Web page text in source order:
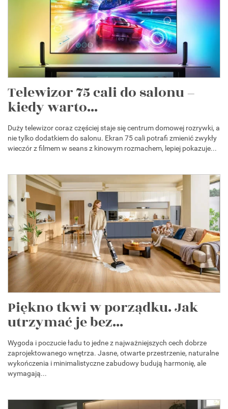
Telewizor 75 cali do salonu –
kiedy warto...
Duży telewizor coraz częściej staje się centrum domowej rozrywki, a
nie tylko dodatkiem do salonu. Ekran 75 cali potrafi zmienić zwykły
wieczór z filmem w seans z kinowym rozmachem, lepiej pokazuje...
Piękno tkwi w porządku. Jak
utrzymać je bez...
Wygoda i poczucie ładu to jedne z najważniejszych cech dobrze
zaprojektowanego wnętrza. Jasne, otwarte przestrzenie, naturalne
wykończenia i minimalistyczne zabudowy budują harmonię, ale
wymagają...